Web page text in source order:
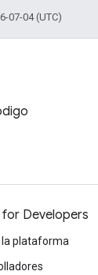
07-04 (UTC)
Developers
la plataforma